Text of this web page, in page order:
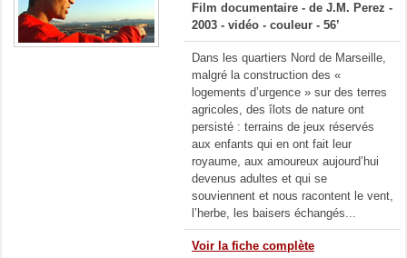
Film documentaire - de J.M. Perez -
2003 - vidéo - couleur - 56’
Dans les quartiers Nord de Marseille,
malgré la construction des «
logements d’urgence » sur des terres
agricoles, des îlots de nature ont
persisté : terrains de jeux réservés
aux enfants qui en ont fait leur
royaume, aux amoureux aujourd’hui
devenus adultes et qui se
souviennent et nous racontent le vent,
l’herbe, les baisers échangés...
Voir la fiche complète